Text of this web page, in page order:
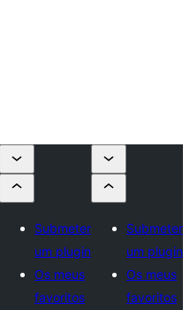
Submeter
um plugin
Os meus
favoritos
Submeter
um plugin
Os meus
favoritos